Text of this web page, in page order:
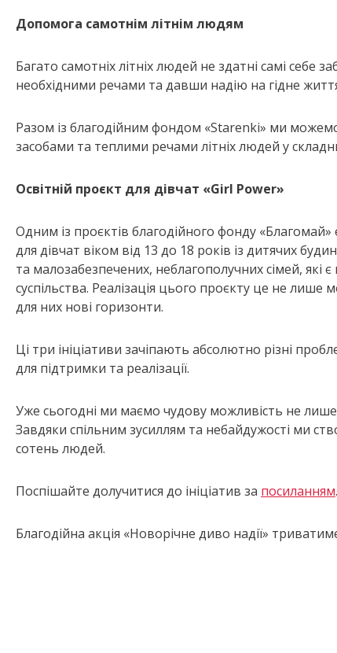
Допомога самотнім літнім людям
Багато самотніх літніх людей не здатні самі
необхідними речами та давши надію на гідне
Разом із благодійним фондом «Starenki» ми
засобами та теплими речами літніх людей у
Освітній проєкт для дівчат «Girl Power»
Одним із проєктів благодійного фонду «Благомай»
для дівчат віком від 13 до 18 років із дитячих
та малозабезпечених, неблагополучних сімей,
суспільства. Реалізація цього проєкту це не
для них нові горизонти.
Ці три ініціативи зачіпають абсолютно різні
для підтримки та реалізації.
Уже сьогодні ми маємо чудову можливість не лише
Завдяки спільним зусиллям та небайдужості ми
сотень людей.
Поспішайте долучитися до ініціатив за посиланням.
Благодійна акція «Новорічне диво надії»